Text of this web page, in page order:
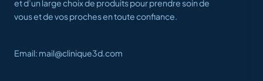
et d’un large choix de produits pour prendre soin de
vous et de vos proches en toute confiance.
Email: mail@clinique3d.com